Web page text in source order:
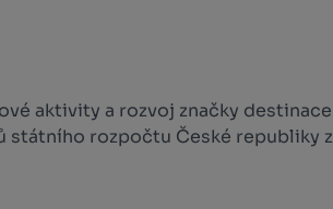
aktivity a rozvoj značky destinace
státního rozpočtu České republiky z